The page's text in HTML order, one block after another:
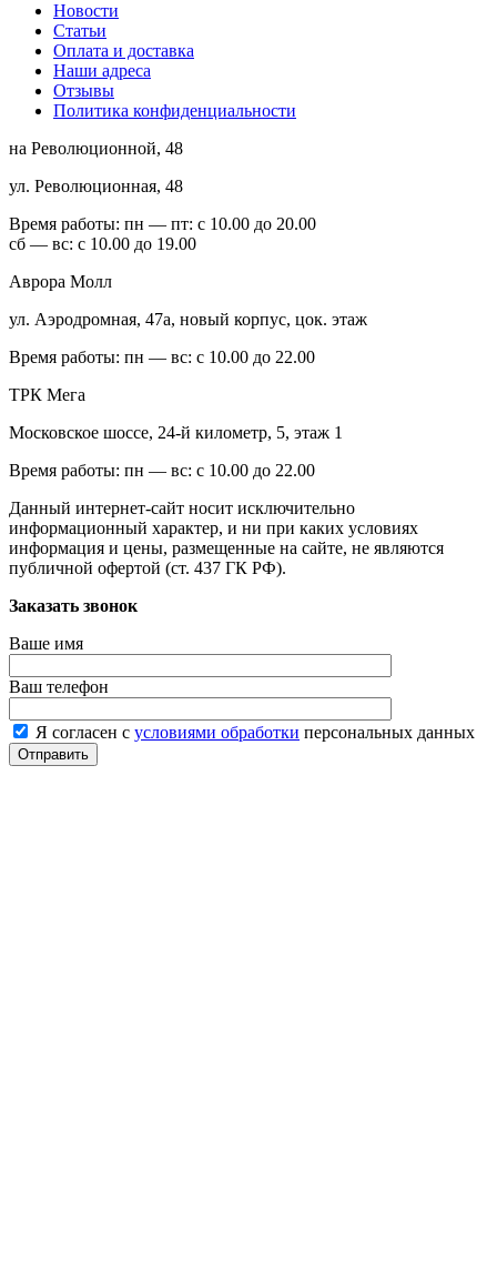
Новости
Статьи
Оплата и доставка
Наши адреса
Отзывы
Политика конфиденциальности
на Революционной, 48
ул. Революционная, 48
Время работы: пн — пт: с 10.00 до 20.00
сб — вс: с 10.00 до 19.00
Аврора Молл
ул. Аэродромная, 47а, новый корпус, цок. этаж
Время работы: пн — вс: с 10.00 до 22.00
ТРК Мега
Московское шоссе, 24-й километр, 5, этаж 1
Время работы: пн — вс: с 10.00 до 22.00
Данный интернет-сайт носит исключительно
информационный характер, и ни при каких условиях
информация и цены, размещенные на сайте, не являются
публичной офертой (ст. 437 ГК РФ).
Заказать звонок
Ваше имя
Ваш телефон
Я согласен с условиями обработки персональных данных